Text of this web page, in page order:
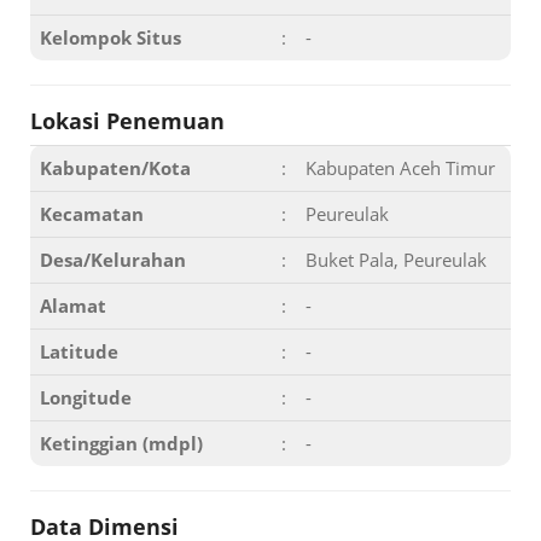
Kelompok Situs
: -
Lokasi Penemuan
Kabupaten/Kota :
Kabupaten Aceh Timur
Kecamatan
:
Peureulak
Desa/Kelurahan
:
Buket Pala, Peureulak
Alamat
:
-
Latitude
:
-
Longitude
:
-
Ketinggian (mdpl)
: -
Data Dimensi